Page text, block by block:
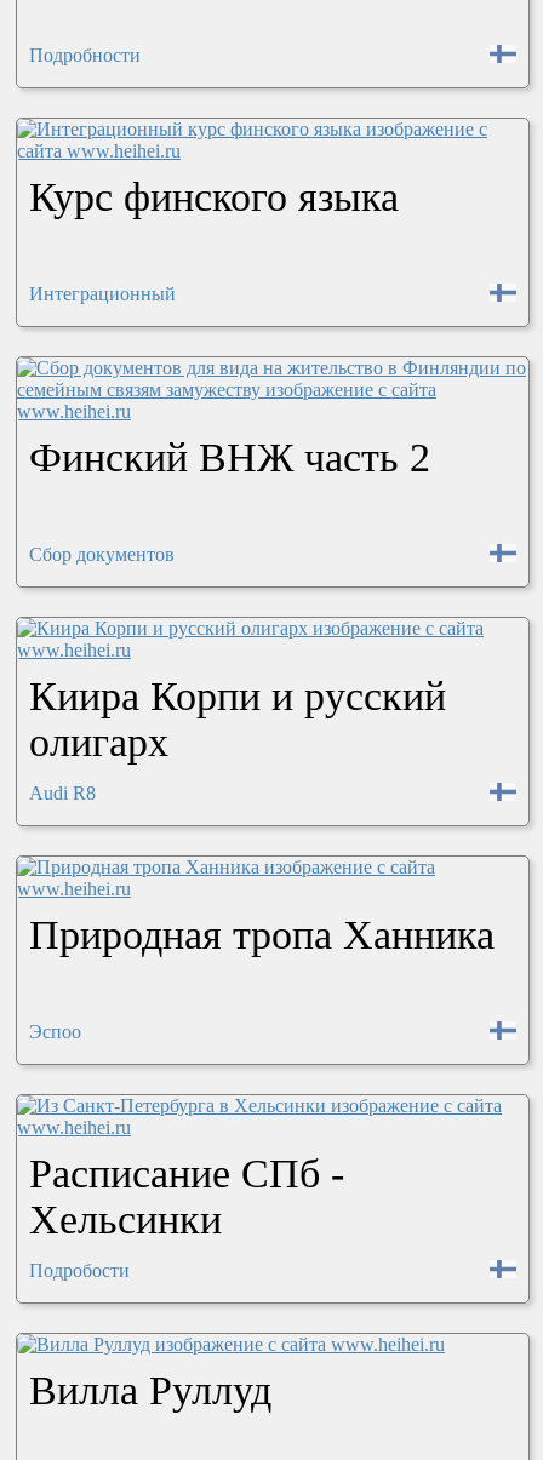
Подробности
Курс финского языка
Интеграционный
Финский ВНЖ часть 2
Сбор документов
Киира Корпи и русский
олигарх
Audi R8
Природная тропа Ханника
Эспоо
Расписание СПб -
Хельсинки
Подробости
Вилла Руллуд